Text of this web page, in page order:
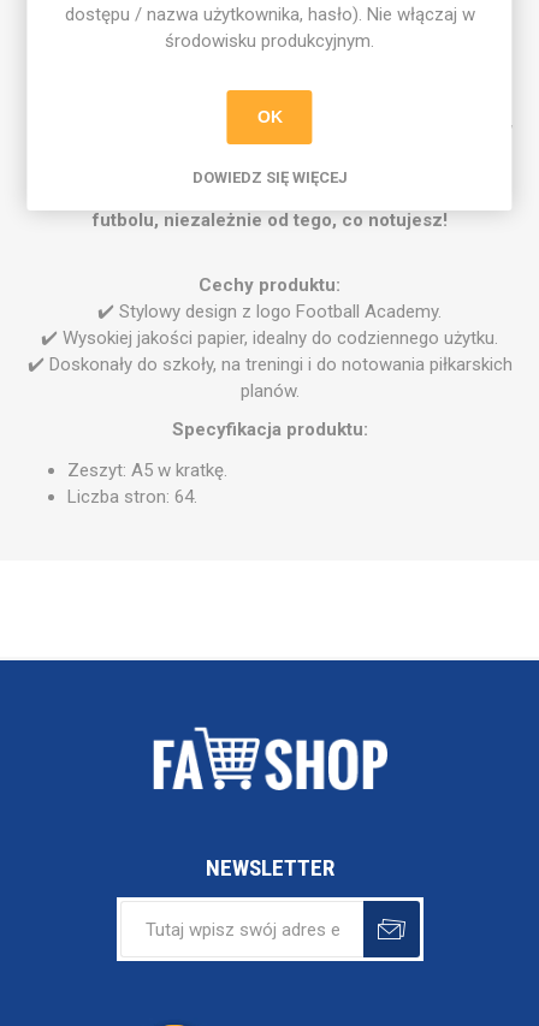
Zapisuj swoje myśli, plany treningowe i szkolne notatki w
zeszycie Football Academy. Ten stylowy zeszyt z logo
zeszyt sprawdzi się w codziennym użytkowaniu – zarówno w
Niech każda strona przypomina Ci o Twojej pasji do
futbolu, niezależnie od tego, co notujesz!
Cechy produktu:
✔️ Stylowy design z logo Football Academy.
✔️ Wysokiej jakości papier, idealny do codziennego użytku.
✔️ Doskonały do szkoły, na treningi i do notowania piłkarskich
planów.
Specyfikacja produktu:
Zeszyt: A5 w kratkę.
Liczba stron: 64.
NEWSLETTER
dostępu / nazwa użytkownika, hasło). Nie włączaj w
środowisku produkcyjnym.
OK
DOWIEDZ SIĘ WIĘCEJ